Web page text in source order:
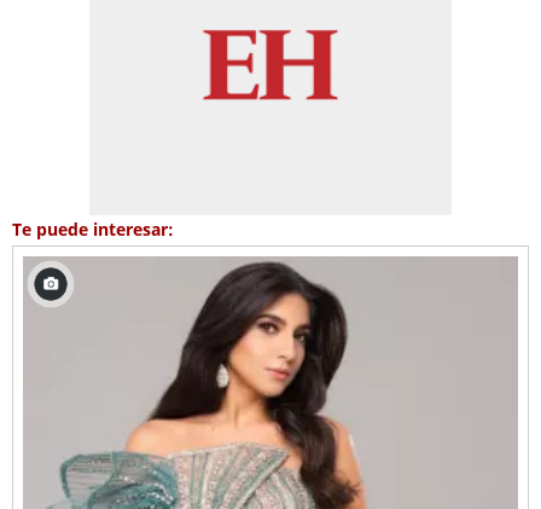
Te puede interesar: